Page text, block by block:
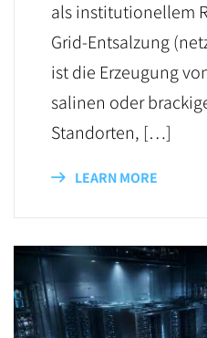
als institutionellem
Grid-Entsalzung
ist die Erzeugung
salinen oder
Standorten, […]
LEARN MORE